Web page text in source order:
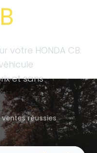
votre HONDA CB.
et sans
ventes réussies